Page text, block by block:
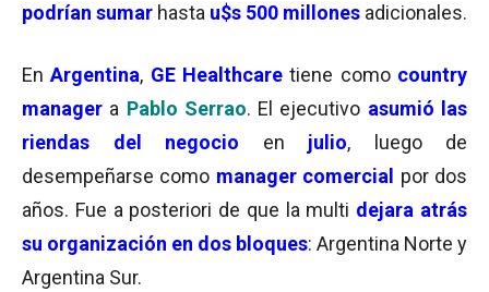
podrían sumar hasta u$s 500 millones adicionales.
EnArgentina, GE Healthcare tiene como country
manager a Pablo Serrao. El ejecutivo asumió las
riendas del negocio
en julio, luego de
desempeñarse como manager comercial por dos
años. Fue a posteriori de que la multi dejara atrás
su organización en dos bloques: Argentina Norte y
Argentina Sur.